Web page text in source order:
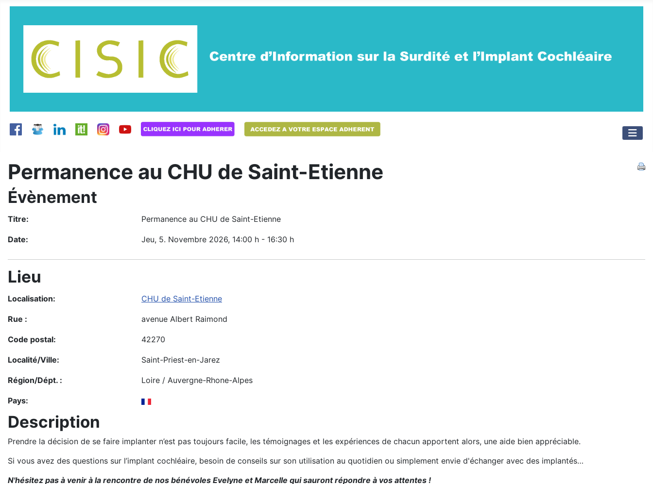
Permanence au CHU de Saint-Etienne
Évènement
Titre: Permanence au CHU de Saint-Etienne
Date: Jeu, 5. Novembre 2026, 14:00 h - 16:30 h
Lieu
Localisation: CHU de Saint-Etienne
Rue : avenue Albert Raimond
Code postal: 42270
Localité/Ville: Saint-Priest-en-Jarez
Région/Dépt. : Loire / Auvergne-Rhone-Alpes
Pays:
Description
Prendre la décision de se faire implanter n’est pas toujours facile, les témoignages et les expériences de chacun apportent alors, une aide bien appréciable.
Si vous avez des questions sur l’implant cochléaire, besoin de conseils sur son utilisation au quotidien ou simplement envie d'échanger avec des implantés…
N'hésitez pas à venir à la rencontre de nos bénévoles Evelyne et Marcelle qui sauront répondre à vos attentes !